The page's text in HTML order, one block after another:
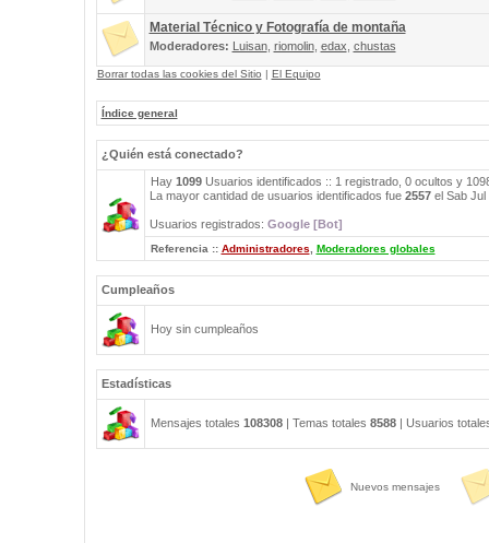
Material Técnico y Fotografía de montaña
Moderadores: Luisan, riomolin, edax chustas
Borrar todas las cookies del Sitio | El Equipo
Índice general
¿Quién está conectado?
Hay 1099Usuarios identificados :: 1 registrado, 0 ocultos y
La mayor cantidad de usuarios identificados fue 2557el Sab Jul
Usuarios registrados: Google [Bot]
Referencia :: Administradores Moderadores globales
Cumpleaños
Hoy sin cumpleaños
Estadísticas
Mensajes totales 108308| Temas totales 8588| Usuarios
Nuevos mensajes